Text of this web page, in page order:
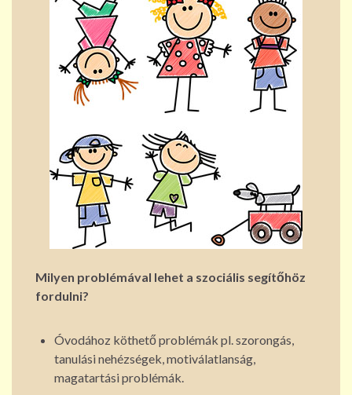
Milyen problémával lehet a szociális segítőhöz
fordulni?
Óvodához köthető problémák pl. szorongás,
tanulási nehézségek, motiválatlanság,
magatartási problémák.